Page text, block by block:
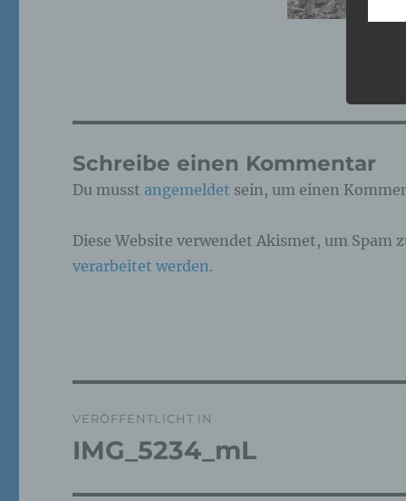
Schreibe einen Kommentar
Du musst angemeldet sein, um einen
Diese Website verwendet Akismet, um Spam
verarbeitet werden.
VERÖFFENTLICHT IN
IMG_5234_mL